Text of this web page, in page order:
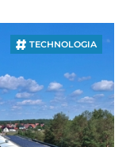
TECHNOLOGIA